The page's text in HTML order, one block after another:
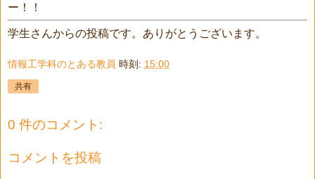
ー！！
学生さんからの投稿です。ありがとうございます。
情報工学科のとある教員 時刻: 15:00
共有
0 件のコメント:
コメントを投稿